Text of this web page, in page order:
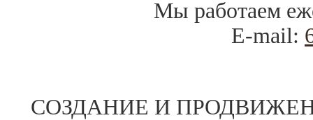
Мы работаем
E-mail:
СОЗДАНИЕ И